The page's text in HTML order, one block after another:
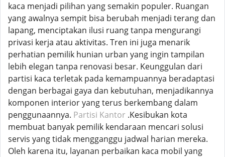
kaca menjadi pilihan yang semakin populer. Ruangan
yang awalnya sempit bisa berubah menjadi terang dan
lapang, menciptakan ilusi ruang tanpa mengurangi
privasi kerja atau aktivitas. Tren ini juga menarik
perhatian pemilik hunian urban yang ingin tampilan
lebih elegan tanpa renovasi besar. Keunggulan dari
partisi kaca terletak pada kemampuannya beradaptasi
dengan berbagai gaya dan kebutuhan, menjadikannya
komponen interior yang terus berkembang dalam
penggunaannya. Partisi Kantor .Kesibukan kota
membuat banyak pemilik kendaraan mencari solusi
servis yang tidak mengganggu jadwal harian mereka.
Oleh karena itu, layanan perbaikan kaca mobil yang